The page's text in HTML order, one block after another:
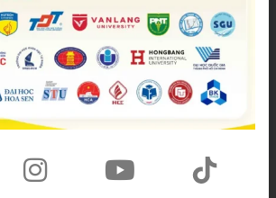
90+
Chuyên gia luyện thi IELTS trình độ cao
999+
Phiên bản giáo trình cá nhân hoá